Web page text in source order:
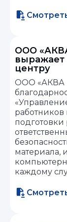
ООО
выражает
центру
ООО «АКВА
материала,
каждому